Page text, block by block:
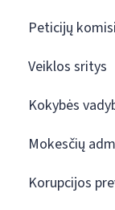
Peticijų
Veiklos sritys
Kokybės
Mokesčių
Korupcijos